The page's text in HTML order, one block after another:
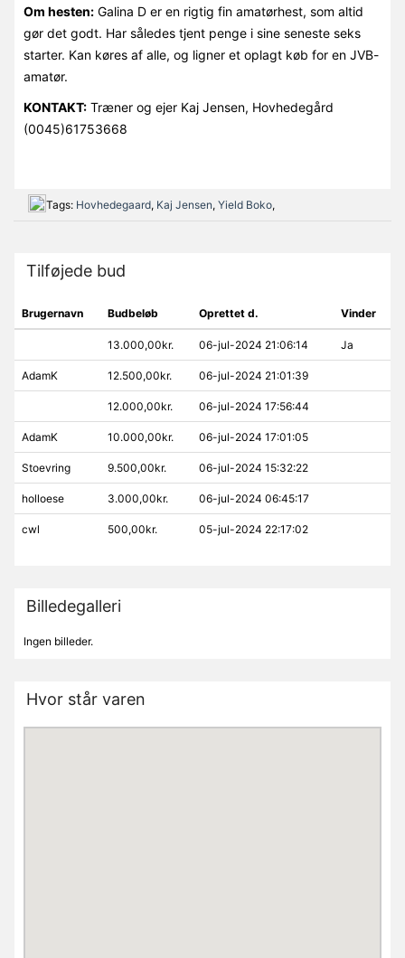
Om hesten:Galina D er en rigtig fin amatørhest, som altid
gør det godt. Har således tjent penge i sine seneste seks
starter. Kan køres af alle, og ligner et oplagt køb for en JVB-
amatør.
KONTAKT:Træner og ejer Kaj Jensen, Hovhedegård
(0045)61753668
Tags: Hovhedegaard, Kaj Jensen, Yield Boko,
Tilføjede bud
Brugernavn Budbeløb Oprettet d. Vinder
13.000,00kr. 06-jul-2024 21:06:14 Ja
AdamK 12.500,00kr. 06-jul-2024 21:01:39
12.000,00kr. 06-jul-2024 17:56:44
AdamK 10.000,00kr. 06-jul-2024 17:01:05
Stoevring 9.500,00kr. 06-jul-2024 15:32:22
holloese 3.000,00kr. 06-jul-2024 06:45:17
cwl 500,00kr. 05-jul-2024 22:17:02
Billedegalleri
Ingen billeder.
Hvor står varen